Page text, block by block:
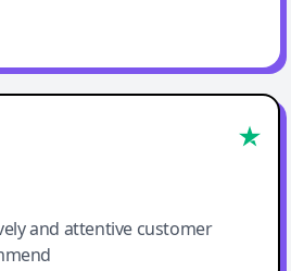
and attentive customer